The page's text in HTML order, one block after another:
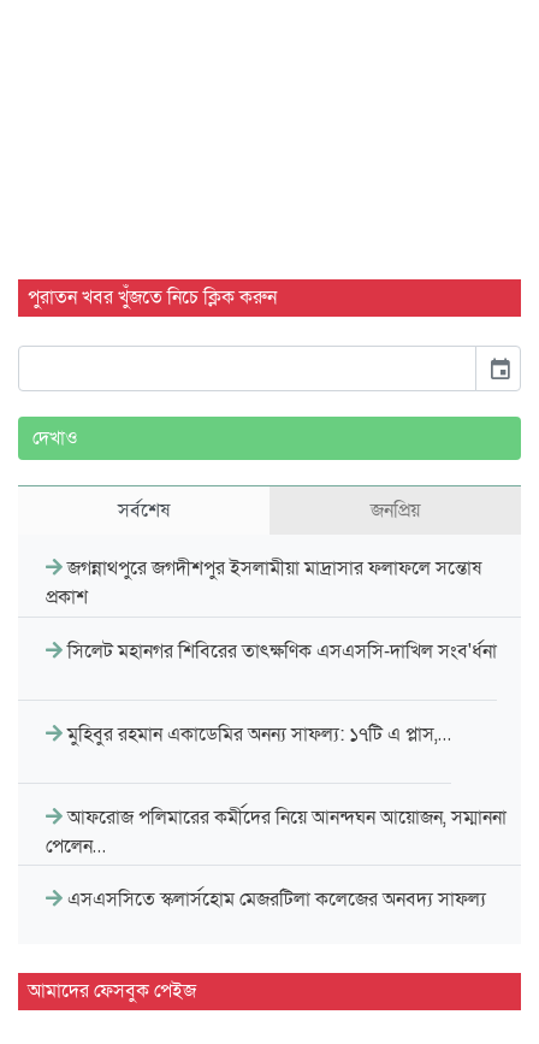
পুরাতন খবর খুঁজতে নিচে ক্লিক করুন
event
দেখাও
সর্বশেষ জনপ্রিয়
জগন্নাথপুরে জগদীশপুর ইসলামীয়া মাদ্রাসার ফলাফলে সন্তোষ
প্রকাশ
সিলেট মহানগর শিবিরের তাৎক্ষণিক এসএসসি-দাখিল সংব'র্ধনা
মুহিবুর রহমান একাডেমির অনন্য সাফল্য: ১৭টি এ প্লাস,…
আফরোজ পলিমারের কর্মীদের নিয়ে আনন্দঘন আয়োজন, সম্মাননা
পেলেন…
এসএসসিতে স্কলার্সহোম মেজরটিলা কলেজের অনবদ্য সাফল্য
এসএসসি পরীক্ষায় স্কলার্সহোমের ঈর্ষণীয় সাফল্য
আমাদের ফেসবুক পেইজ